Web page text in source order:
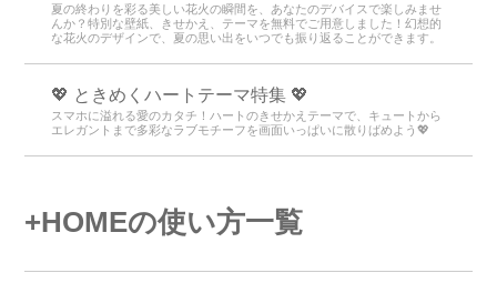
夏の終わりを彩る美しい花火の瞬間を、あなたのデバイスで楽しみませ
んか？特別な壁紙、きせかえ、テーマを無料でご用意しました！幻想的
な花火のデザインで、夏の思い出をいつでも振り返ることができます。
💖 ときめくハートテーマ特集 💖
スマホに溢れる愛のカタチ！ハートのきせかえテーマで、キュートから
エレガントまで多彩なラブモチーフを画面いっぱいに散りばめよう💖
+HOMEの使い方一覧